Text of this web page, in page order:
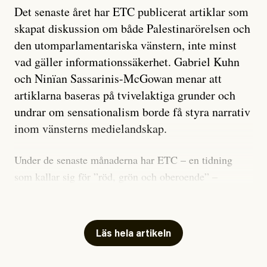
Det senaste året har ETC publicerat artiklar som
skapat diskussion om både Palestinarörelsen och
den utomparlamentariska vänstern, inte minst
vad gäller informationssäkerhet. Gabriel Kuhn
och Ninïan Sassarinis-McGowan menar att
artiklarna baseras på tvivelaktiga grunder och
undrar om sensationalism borde få styra narrativ
inom vänsterns medielandskap.
Under de senaste månaderna har ETC – en tidning
som kallar sig för ”röd, grön och oberoende” –
skriver för? Vad betyder det att vara en ”röd, grön och
oberoende” tidning? Och vad är egentligen bra
Läs hela artikeln